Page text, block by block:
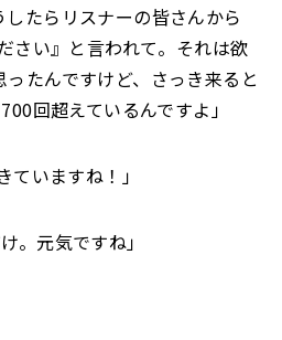
たらリスナーの皆さんから
さい』と言われて。それは欲
たんですけど、さっき来ると
回超えているんですよ」
ていますね！」
。元気ですね」